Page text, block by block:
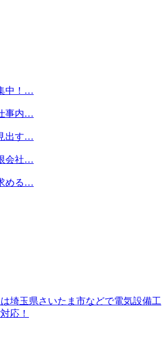
中！…
事内…
出す…
会社…
める…
埼玉県さいたま市などで電気設備工
応！